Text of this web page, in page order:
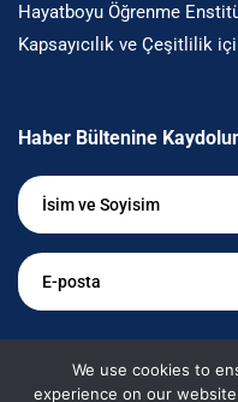
Hayatboyu Öğrenme
Kapsayıcılık ve Çeşitlilik
Haber Bültenine
İsim
ve
Soyisim *
E-
posta *
Bilgilendirilmek istiyorum
We use cookies to
experience on our